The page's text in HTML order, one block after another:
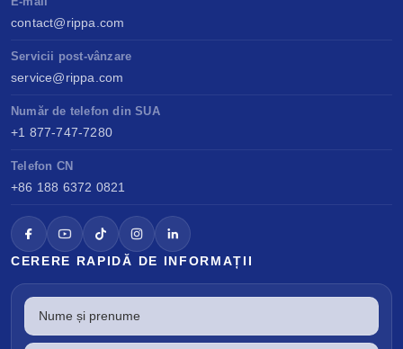
contact@rippa.com
Servicii post-vânzare
service@rippa.com
Număr de telefon din SUA
+1 877-747-7280
Telefon CN
+86 188 6372 0821
CERERE RAPIDĂ DE INFORMAȚII